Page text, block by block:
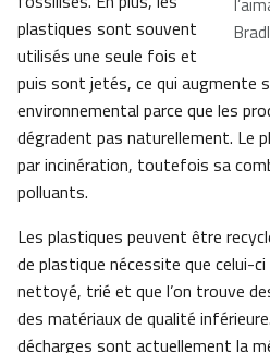
plastiques sont souvent
utilisés une seule fois et
puis sont jetés, ce qui augmente
environnemental parce que les
dégradent pas naturellement. Le
par incinération, toutefois sa
polluants.
Les plastiques peuvent être
de plastique nécessite que celui-
nettoyé, trié et que l’on trouve
des matériaux de qualité
décharges sont actuellement la